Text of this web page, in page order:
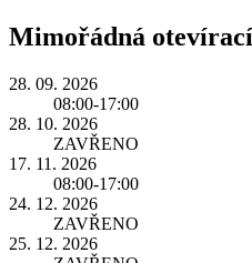
Mimořádná
28. 09. 2026
08:00-17:00
28. 10. 2026
ZAVŘENO
17. 11. 2026
08:00-17:00
24. 12. 2026
ZAVŘENO
25. 12. 2026